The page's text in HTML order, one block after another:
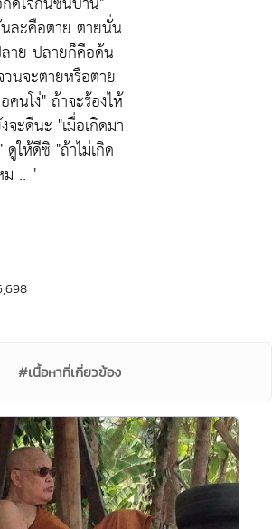
ละคือตาย ตายนั่น
าย ปลายก็คือด้น
วนจะตายหรือตาย
คนโง่"ถ้าจะร้องไห้
จะดีนะ "เมื่อเกิดมา
ดูให้ดีชิ "ถ้าไม่เกิด
ม .. "
#เนื้อหาที่เกี่ยวข้อง